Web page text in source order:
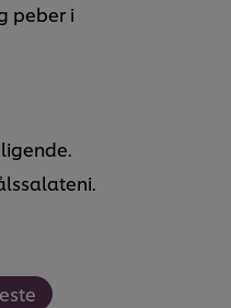
peber i